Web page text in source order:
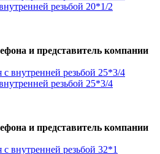
резьбой 20*1/2
и представитель компании
резьбой 25*3/4
и представитель компании